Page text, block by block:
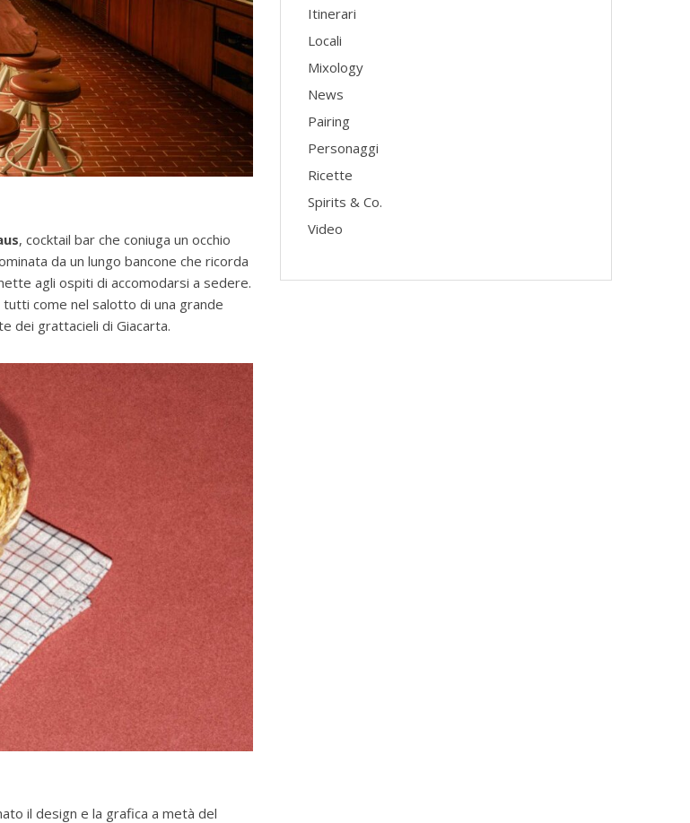
, cocktail bar che coniuga un occhio
da un lungo bancone che ricorda
agli ospiti di accomodarsi a sedere.
come nel salotto di una grande
dei grattacieli di Giacarta.
il design e la grafica a metà del
Itinerari
Locali
Mixology
News
Pairing
Personaggi
Ricette
Spirits & Co.
Video